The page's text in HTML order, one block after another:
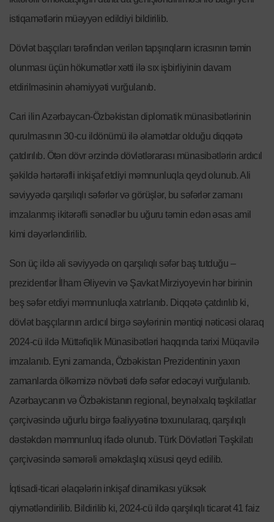
istiqamətlərin müəyyən edildiyi bildirilib.
Dövlət başçıları tərəfindən verilən tapşırıqların icrasının təmin
olunması üçün hökumətlər xətti ilə sıx işbirliyinin davam
etdirilməsinin əhəmiyyəti vurğulanıb.
Cari ilin Azərbaycan-Özbəkistan diplomatik münasibətlərinin
qurulmasının 30-cu ildönümü ilə əlamətdar olduğu diqqətə
çatdırılıb. Ötən dövr ərzində dövlətlərarası münasibətlərin ardıcıl
şəkildə hərtərəfli inkişaf etdiyi məmnunluqla qeyd olunub. Ali
səviyyədə qarşılıqlı səfərlər və görüşlər, bu səfərlər zamanı
imzalanmış ikitərəfli sənədlər bu uğuru təmin edən əsas amil
kimi dəyərləndirilib.
Son üç ildə ali səviyyədə on qarşılıqlı səfər baş tutduğu –
prezidentlər İlham Əliyevin və Şavkat Mirziyoyevin hər birinin
beş səfər etdiyi məmnunluqla xatırlanıb. Diqqətə çatdırılıb ki,
dövlət başçılarının ardıcıl birgə səylərinin məntiqi nəticəsi olaraq
2024-cü ildə Müttəfiqlik Münasibətləri haqqında tarixi Müqavilə
imzalanıb. Eyni zamanda, Özbəkistan Prezidentinin yaxın
zamanlarda ölkəmizə növbəti dəfə səfər edəcəyi vurğulanıb.
Azərbaycanın və Özbəkistanın regional, beynəlxalq təşkilatlar
çərçivəsində uğurlu birgə fəaliyyətinə toxunularaq, qarşılıqlı
dəstəkdən məmnunluq ifadə olunub. Türk Dövlətləri Təşkilatı
çərçivəsində səmərəli əməkdaşlıq xüsusi qeyd edilib.
İqtisadi-ticari əlaqələrin inkişaf dinamikası yüksək
qiymətləndirilib. Bildirilib ki, 2024-cü ildə qarşılıqlı ticarət 41 faiz